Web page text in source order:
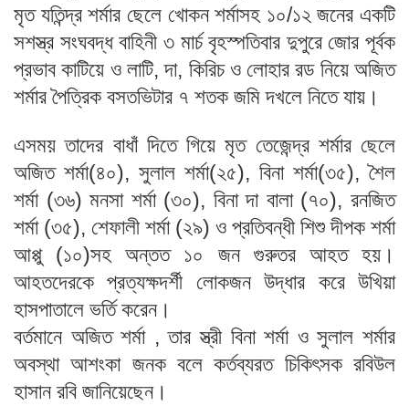
মৃত যতিন্দ্র শর্মার ছেলে খোকন শর্মাসহ ১০/১২ জনের একটি
সশস্ত্র সংঘবদ্ধ বাহিনী ৩ মার্চ বৃহস্পতিবার দুপুরে জোর পূর্বক
প্রভাব কাটিয়ে ও লাটি, দা, কিরিচ ও লোহার রড নিয়ে অজিত
শর্মার পৈত্রিক বসতভিটার ৭ শতক জমি দখলে নিতে যায়।
এসময় তাদের বাধাঁ দিতে গিয়ে মৃত তেজেন্দ্র শর্মার ছেলে
অজিত শর্মা(৪০), সুলাল শর্মা(২৫), বিনা শর্মা(৩৫), শৈল
শর্মা (৩৬) মনসা শর্মা (৩০), বিনা দা বালা (৭০), রনজিত
শর্মা (৩৫), শেফালী শর্মা (২৯) ও প্রতিবন্ধী শিশু দীপক শর্মা
আপ্পু (১০)সহ অন্তত ১০ জন গুরুতর আহত হয়।
আহতদেরকে প্রত্যক্ষদর্শী লোকজন উদ্ধার করে উখিয়া
হাসপাতালে ভর্তি করেন।
বর্তমানে অজিত শর্মা , তার স্ত্রী বিনা শর্মা ও সুলাল শর্মার
অবস্থা আশংকা জনক বলে কর্তব্যরত চিকিৎসক রবিউল
হাসান রবি জানিয়েছেন।